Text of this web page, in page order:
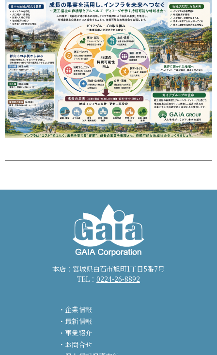
本店：宮城県白石市旭町1丁目5番7号
TEL： 0224-26-8892
企業情報
最新情報
事業紹介
お問合せ